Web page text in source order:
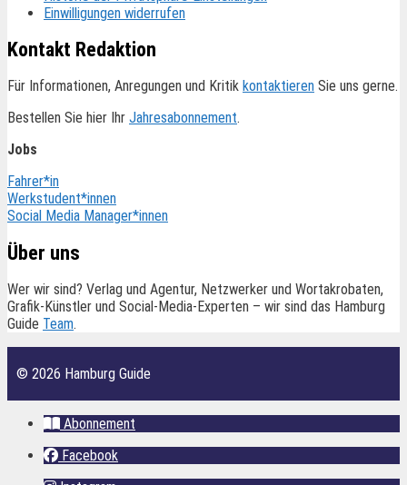
Einwilligungen widerrufen
Kontakt Redaktion
Für Informationen, Anregungen und Kritik kontaktieren Sie uns gerne.
Bestellen Sie hier Ihr Jahresabonnement.
Jobs
Fahrer*in
Werkstudent*innen
Social Media Manager*innen
Über uns
Wer wir sind? Verlag und Agentur, Netzwerker und Wortakrobaten,
Grafik-Künstler und Social-Media-Experten – wir sind das Hamburg
Guide Team.
© 2026 Hamburg Guide
Abonnement
Facebook